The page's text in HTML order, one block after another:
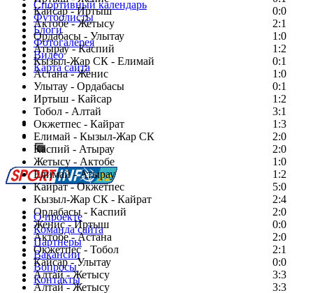
Кайсар - Иртыш
0:0
Актобе - Жетысу
2:1
Ордабасы - Улытау
1:0
Атырау - Каспий
1:2
Кызыл-Жар СК - Елимай
0:1
Астана - Женис
1:0
Улытау - Ордабасы
0:1
Иртыш - Кайсар
1:2
Тобол - Алтай
3:1
Окжетпес - Кайрат
1:3
Елимай - Кызыл-Жар СК
2:0
Каспий - Атырау
2:0
Жетысу - Актобе
1:0
Елимай - Атырау
1:2
Кайрат - Окжетпес
5:0
Кызыл-Жар СК - Кайрат
2:4
Ордабасы - Каспий
2:0
Женис - Иртыш
0:0
Актобе - Астана
2:0
Окжетпес - Тобол
2:1
Кайсар - Улытау
0:0
Алтай - Жетысу
3:3
Алтай - Жетысу
3:3
Спортивный календарь
Футболисты
Блоги
Фотогалерея
Видео
Карта сайта
Есть идея?
Сообщить о мероприятии
Перейти на старый сайт
О проекте
Команда сайта
Партнеры
Вакансии
Вопросы
Контакты